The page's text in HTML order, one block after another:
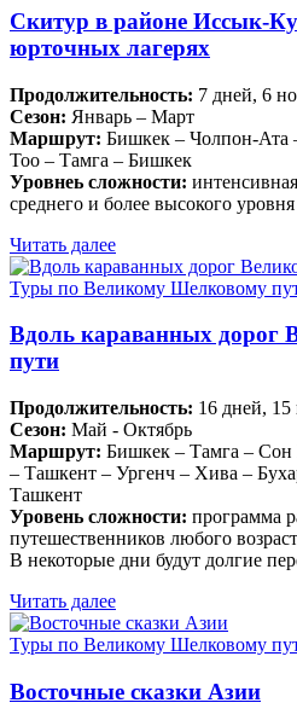
Скитур в районе Иссык-
юрточных лагерях
Продолжительность: 7 дней, 6
Сезон: Январь – Март
Маршрут: Бишкек – Чолпон-Ата
Тоо – Тамга – Бишкек
Уровнеь сложности:
среднего и более высокого
Читать далее
Туры по Великому Шелковому
Вдоль караванных дорог
пути
Продолжительность: 16 дней, 15
Сезон: Май - Октябрь
Маршрут: Бишкек – Тамга –
– Ташкент – Ургенч – Хива –
Ташкент
Уровень сложности: программа
путешественников любого
В некоторые дни будут долгие
Читать далее
Туры по Великому Шелковому
Восточные сказки Азии